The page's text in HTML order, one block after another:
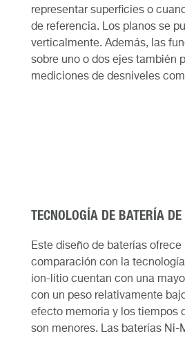
representar superficies o
de referencia. Los planos se
verticalmente. Además, las
sobre uno o dos ejes también
mediciones de desniveles
TECNOLOGÍA DE BATERÍA
Este diseño de baterías
comparación con la
ion-litio cuentan con una
con un peso relativamente
efecto memoria y los tiempos
son menores. Las baterías Ni-